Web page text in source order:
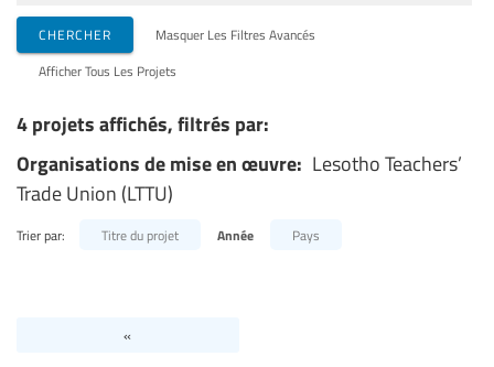
CHERCHER Masquer Les Filtres Avancés
Afficher Tous Les Projets
4 projets affichés, filtrés par:
Organisations de mise en œuvre: Lesotho Teachers’
Trade Union (LTTU)
Trier par: Titre du projet Année Pays
«